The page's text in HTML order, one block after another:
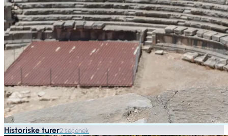
Historiske turer2 seçenek